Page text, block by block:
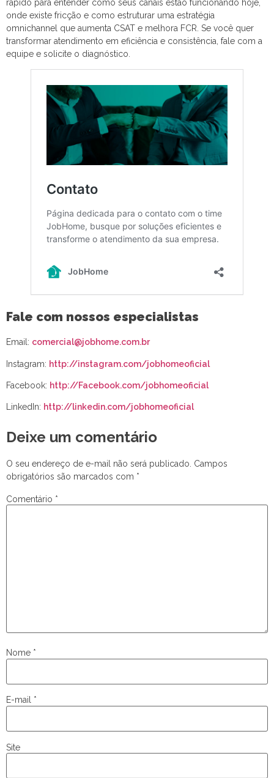
rápido para entender como seus canais estão funcionando hoje,
onde existe fricção e como estruturar uma estratégia
omnichannel que aumenta CSAT e melhora FCR. Se você quer
transformar atendimento em eficiência e consistência, fale com a
equipe e solicite o diagnóstico.
Fale com nossos especialistas
Email: comercial@jobhome.com.br
Instagram: http://instagram.com/jobhomeoficial
Facebook: http://Facebook.com/jobhomeoficial
LinkedIn: http://linkedin.com/jobhomeoficial
Deixe um comentário
O seu endereço de e-mail não será publicado. Campos
obrigatórios são marcados com *
Comentário *
Nome *
E-mail *
Site